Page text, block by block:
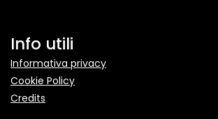
Info utili
Informativa privacy
Cookie Policy
Credits